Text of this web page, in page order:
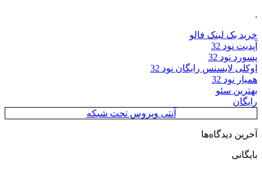
.
خرید بک لینک فالو
آپدیت نود 32
پسورد نود 32
اوکلی لایسنس رایگان نود 32
همیار نود 32
بهترین سئو
رایگان
آنتی ویروس تحت شبکه
آخرین دیدگاه‌ها
بایگانی